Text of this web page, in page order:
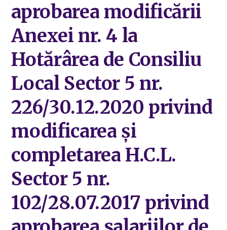
aprobarea modificării
Anexei nr. 4 la
Hotărârea de Consiliu
Local Sector 5 nr.
226/30.12.2020 privind
modificarea și
completarea H.C.L.
Sector 5 nr.
102/28.07.2017 privind